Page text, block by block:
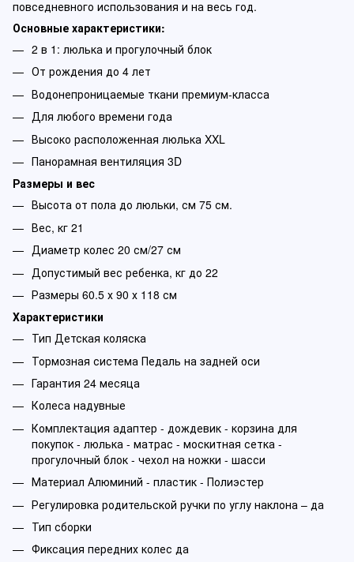
повседневного использования и на весь год.
Основные характеристики:
2 в 1: люлька и прогулочный блок
От рождения до 4 лет
Водонепроницаемые ткани премиум-класса
Для любого времени года
Высоко расположенная люлька XXL
Панорамная вентиляция 3D
Размеры и вес
Высота от пола до люльки, см 75 см.
Вес, кг 21
Диаметр колес 20 см/27 см
Допустимый вес ребенка, кг до 22
Размеры 60.5 х 90 х 118 см
Характеристики
Тип Детская коляска
Тормозная система Педаль на задней оси
Гарантия 24 месяца
Колеса надувные
Комплектация адаптер - дождевик - корзина для
покупок - люлька - матрас - москитная сетка -
прогулочный блок - чехол на ножки - шасси
Материал Алюминий - пластик - Полиэстер
Регулировка родительской ручки по углу наклона – да
Тип сборки
Фиксация передних колес да